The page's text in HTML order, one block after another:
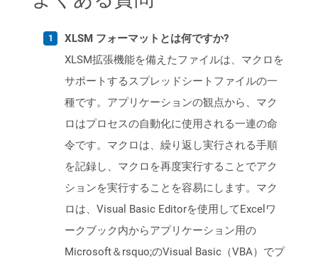
XLSM フォーマットとは何ですか?
XLSM拡張機能を備えたファイルは、マクロを
サポートするスプレッドシートファイルの一
種です。アプリケーションの観点から、マク
ロはプロセスの自動化に使用される一連の命
令です。マクロは、繰り返し実行される手順
を記録し、マクロを再度実行することでアク
ションを実行することを容易にします。マク
ロは、Visual Basic Editorを使用してExcelワ
ークブック内からアプリケーション用の
Microsoft＆rsquo;のVisual Basic（VBA）でプ